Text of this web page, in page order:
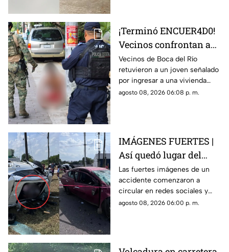
¡Terminó ENCUER4D0!
Vecinos confrontan a
presunto ladrón en
Infonavit de Boca del
Río
Vecinos de Boca del Río
retuvieron a un joven señalado
por ingresar a una vivienda
durante la madrugada y lo
agosto 08, 2026 06:08 p. m.
IMÁGENES FUERTES |
Así quedó lugar del
accidente en carretera
de Veracruz donde un
joven MURIÓ; su madre
está grave
Las fuertes imágenes de un
accidente comenzaron a
circular en redes sociales y
muestran los momentos
agosto 08, 2026 06:00 p. m.